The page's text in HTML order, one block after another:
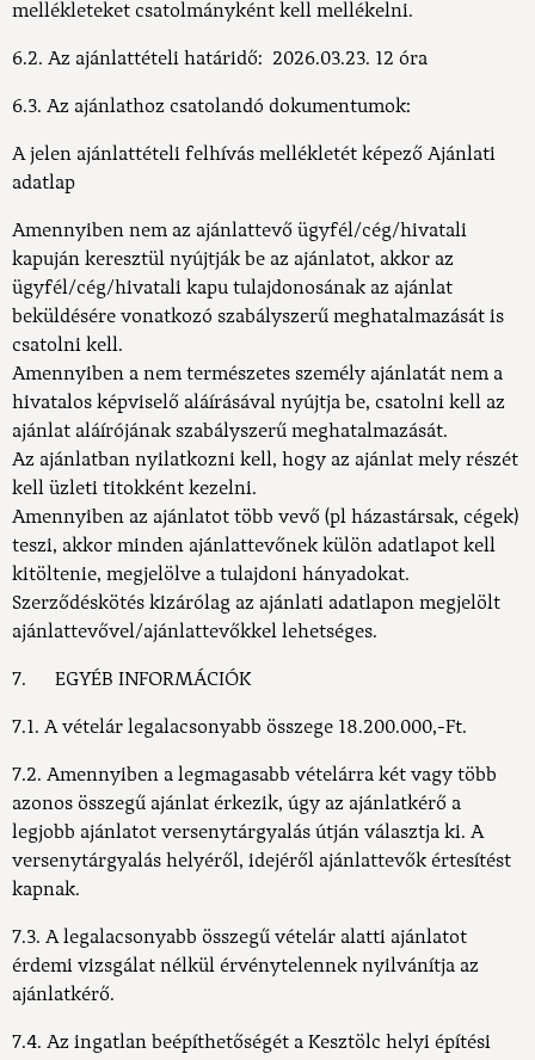
mellékleteket csatolmányként kell mellékelni.
6.2. Az ajánlattételi határidő: 2026.03.23. 12 óra
6.3. Az ajánlathoz csatolandó dokumentumok:
A jelen ajánlattételi felhívás mellékletét képező Ajánlati
adatlap
Amennyiben nem az ajánlattevő ügyfél/cég/hivatali
kapuján keresztül nyújtják be az ajánlatot, akkor az
ügyfél/cég/hivatali kapu tulajdonosának az ajánlat
beküldésére vonatkozó szabályszerű meghatalmazását is
csatolni kell.
Amennyiben a nem természetes személy ajánlatát nem a
hivatalos képviselő aláírásával nyújtja be, csatolni kell az
ajánlat aláírójának szabályszerű meghatalmazását.
Az ajánlatban nyilatkozni kell, hogy az ajánlat mely részét
kell üzleti titokként kezelni.
Amennyiben az ajánlatot több vevő (pl házastársak, cégek)
teszi, akkor minden ajánlattevőnek külön adatlapot kell
kitöltenie, megjelölve a tulajdoni hányadokat.
Szerződéskötés kizárólag az ajánlati adatlapon megjelölt
ajánlattevővel/ajánlattevőkkel lehetséges.
7. EGYÉB INFORMÁCIÓK
7.1. A vételár legalacsonyabb összege 18.200.000,-Ft.
7.2. Amennyiben a legmagasabb vételárra két vagy több
azonos összegű ajánlat érkezik, úgy az ajánlatkérő a
legjobb ajánlatot versenytárgyalás útján választja ki. A
versenytárgyalás helyéről, idejéről ajánlattevők értesítést
kapnak.
7.3. A legalacsonyabb összegű vételár alatti ajánlatot
érdemi vizsgálat nélkül érvénytelennek nyilvánítja az
ajánlatkérő.
7.4. Az ingatlan beépíthetőségét a Kesztölc helyi építési